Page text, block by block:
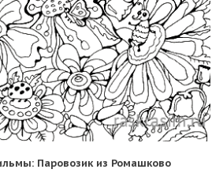
Паровозик из Ромашково